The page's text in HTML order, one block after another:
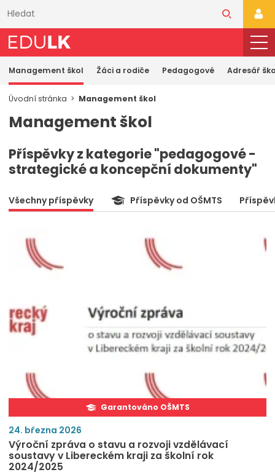
obsahu
Management škol Žáci a rodiče Pedagogové Adresář
Úvodní stránka Management škol
Management škol
Příspěvky z kategorie "pedagogové -
strategické a koncepční dokumenty"
Všechny příspěvky Příspěvky od OŠMTS
Garantováno OŠMTS
24. března 2026
Výroční zpráva o stavu a rozvoji vzdělávací
soustavy v Libereckém kraji za školní rok
2024/2025